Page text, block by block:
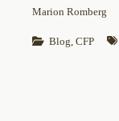
Marion Romberg
Blog, CFP